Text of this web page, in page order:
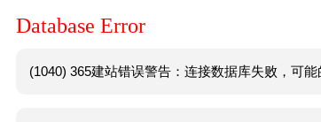
Database Error
(1040) 365建站错误警告：连接数据库失败，可